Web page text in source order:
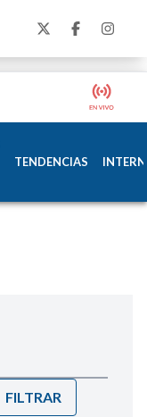
TENDENCIAS
FILTRAR